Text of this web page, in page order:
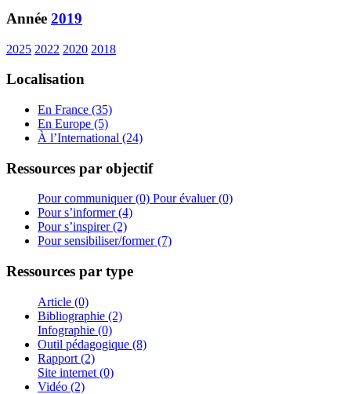
Année 2019
2025 2022 2020 2018
Localisation
En France (35)
En Europe (5)
À l’International (24)
Ressources par objectif
Pour communiquer (0) Pour évaluer (0)
Pour s’informer (4)
Pour s’inspirer (2)
Pour sensibiliser/former (7)
Ressources par type
Article (0)
Bibliographie (2)
Infographie (0)
Outil pédagogique (8)
Rapport (2)
Site internet (0)
Vidéo (2)